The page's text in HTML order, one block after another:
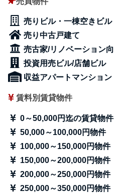
売りビル・一棟空きビル
売り中古戸建て
売古家/リノベーション向
投資用売ビル/店舗ビル
収益アパートマンション
賃料別賃貸物件
0～50,000円迄の賃貸物件
50,000～100,000円物件
100,000～150,000円物件
150,000～200,000円物件
200,000～250,000円物件
250,000～350,000円物件